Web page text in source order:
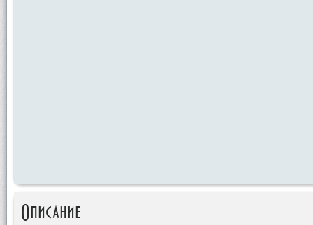
Описание